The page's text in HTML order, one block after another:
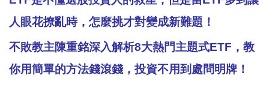
人眼花撩亂時，怎麼挑才對變成新難題！
不敗教主陳重銘深入解析8大熱門主題式ETF ， 教
你用簡單的方法錢滾錢，投資不用到處問明牌！